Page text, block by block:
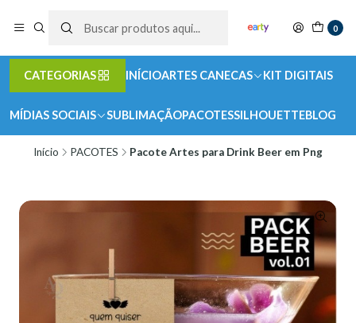
0
CATEGORIAS INÍCIOARTES CANECAS KIT DIGITAIS
MÍDIAS SOCIAIS SUBLIMAÇÃOPACOTESSILHOUETTEBLOG
Início PACOTES Pacote Artes para Drink Beer em Png